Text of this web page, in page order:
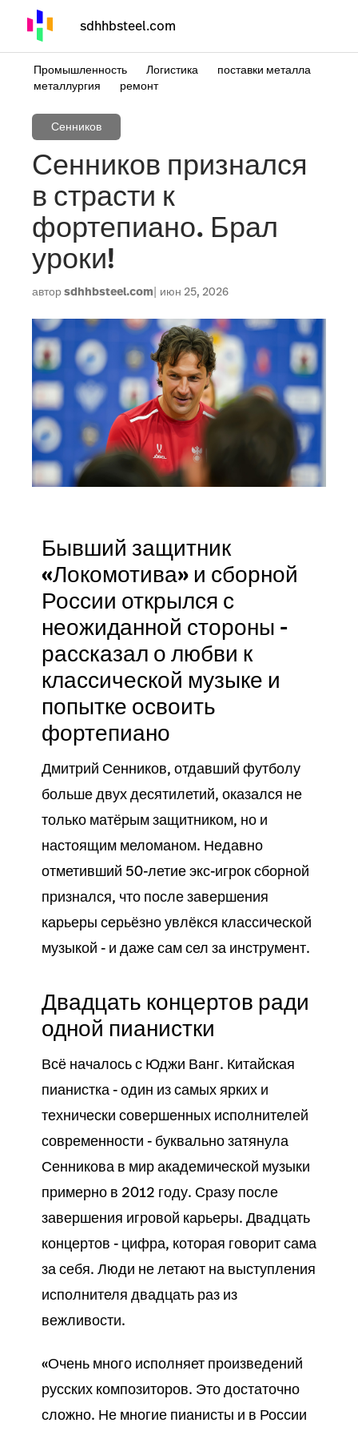
sdhhbsteel.com
Промышленность Логистика
поставки металла
металлургия
ремонт
Сенников
Сенников признался
в страсти к
фортепиано. Брал
уроки!
авторsdhhbsteel.com июн 25, 2026
Бывший защитник
«Локомотива» и сборной
России открылся с
неожиданной стороны -
рассказал о любви к
классической музыке и
попытке освоить
фортепиано
Дмитрий Сенников, отдавший футболу
больше двух десятилетий, оказался не
только матёрым защитником, но и
настоящим меломаном. Недавно
отметивший 50-летие экс-игрок сборной
признался, что после завершения
карьеры серьёзно увлёкся классической
музыкой - и даже сам сел за инструмент.
Двадцать концертов ради
одной пианистки
Всё началось с Юджи Ванг. Китайская
пианистка - один из самых ярких и
технически совершенных исполнителей
современности - буквально затянула
Сенникова в мир академической музыки
примерно в 2012 году. Сразу после
завершения игровой карьеры. Двадцать
концертов - цифра, которая говорит сама
за себя. Люди не летают на выступления
исполнителя двадцать раз из
вежливости.
«Очень много исполняет произведений
русских композиторов. Это достаточно
сложно. Не многие пианисты и в России